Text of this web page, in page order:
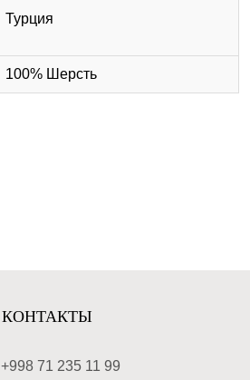
Турция
100% Шерсть
КОНТАКТЫ
+998 71 235 11 99